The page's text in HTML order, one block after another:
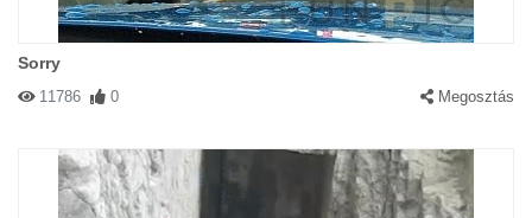
Sorry
11786 0 Megosztás